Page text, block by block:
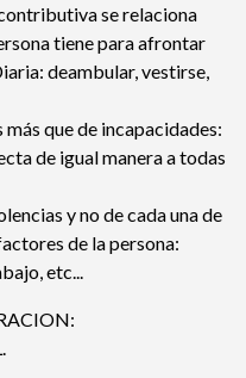
se relaciona
tiene para afrontar
deambular, vestirse,
que de incapacidades:
de igual manera a todas
y no de cada una de
de la persona:
etc...